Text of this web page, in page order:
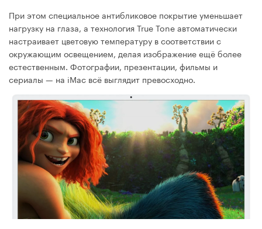
При этом специальное антибликовое покрытие уменьшает
нагрузку на глаза, а технология True Tone автоматически
настраивает цветовую температуру в соответствии с
окружающим освещением, делая изображение ещё более
естественным. Фотографии, презентации, фильмы и
сериалы — на iMac всё выглядит превосходно.